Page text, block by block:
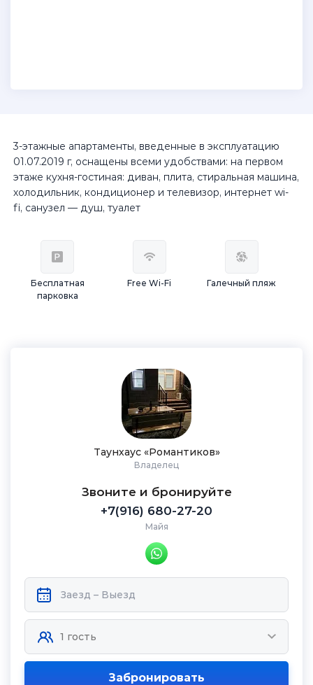
3-этажные апартаменты, введенные в эксплуатацию
01.07.2019 г, оснащены всеми удобствами: на первом
этаже кухня-гостиная: диван, плита, стиральная машина,
холодильник, кондиционер и телевизор, интернет wi-
fi, санузел — душ, туалет
Бесплатная
парковка
Free Wi-Fi Галечный пляж
Таунхаус «Романтиков»
Владелец
Звоните и бронируйте
+7(916) 680-27-20
Майя
Забронировать